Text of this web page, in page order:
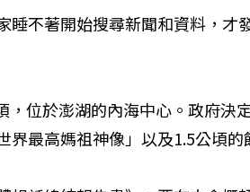
睡不著開始搜尋新聞和資料，才
位於澎湖的內海中心。政府決
最高媽祖神像」以及1.5公頃的